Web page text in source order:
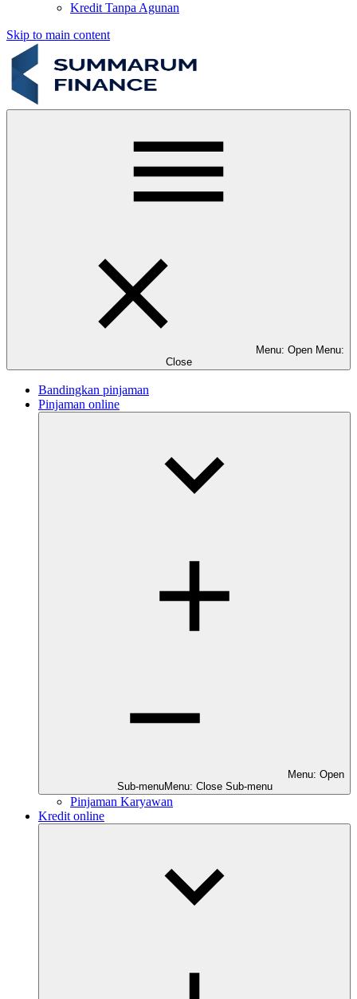
Kredit Tanpa Agunan
Skip to main content
Menu: Open Menu:
Close
Bandingkan pinjaman
Pinjaman online
Menu: Open
Sub-menuMenu: Close Sub-menu
Pinjaman Karyawan
Kredit online